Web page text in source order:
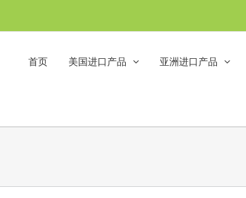
首页 美国进口产品 亚洲进口产品